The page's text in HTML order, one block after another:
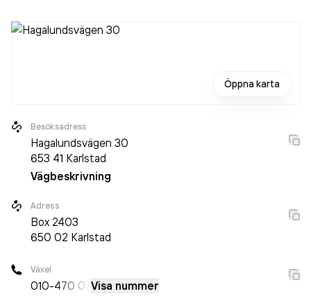
omsatte 1 059 802 000,00 kr
Öppna karta
Besöksadress
Hagalundsvägen 30
653 41 Karlstad
Vägbeskrivning
Adress
Box 2403
650 02 Karlstad
Växel
010-470 07 Visa nummer